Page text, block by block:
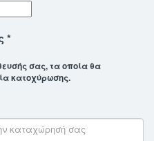
*
σας, τα οποία θα
κατοχύρωσης.